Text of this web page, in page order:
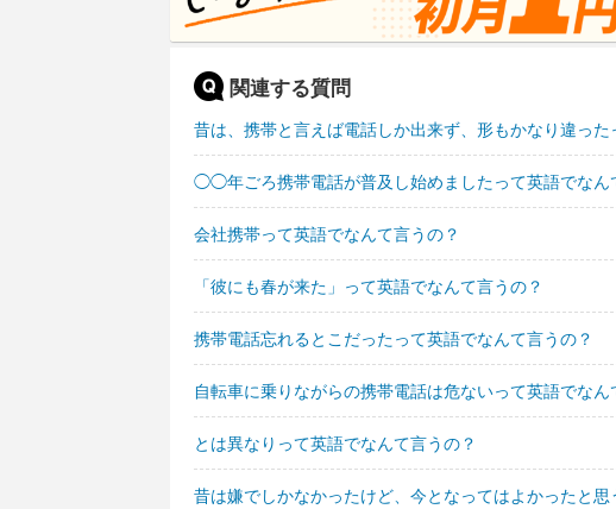
関連する質問
昔は、携帯と言えば電話しか出来ず、形もかなり違った
◯◯年ごろ携帯電話が普及し始めましたって英語でなん
会社携帯って英語でなんて言うの？
「彼にも春が来た」って英語でなんて言うの？
携帯電話忘れるとこだったって英語でなんて言うの？
自転車に乗りながらの携帯電話は危ないって英語でなん
とは異なりって英語でなんて言うの？
昔は嫌でしかなかったけど、今となってはよかったと